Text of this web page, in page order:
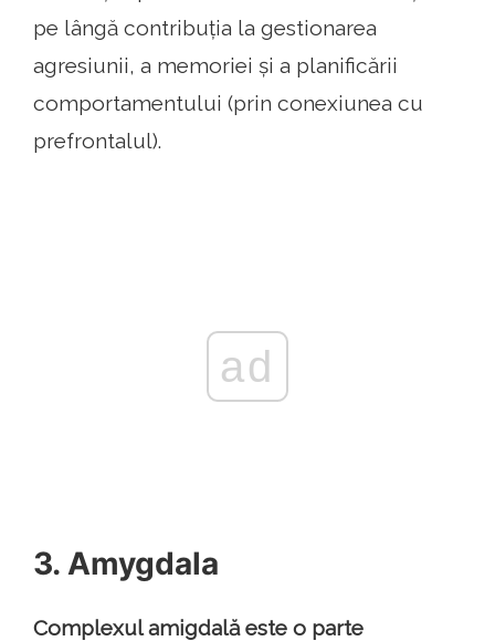
pe lângă contribuția la gestionarea
agresiunii, a memoriei și a planificării
comportamentului (prin conexiunea cu
prefrontalul).
ad
3. Amygdala
Complexul amigdală este o parte